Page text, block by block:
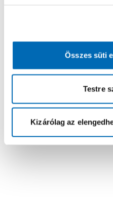
Összes süti
Testre
Kizárólag az